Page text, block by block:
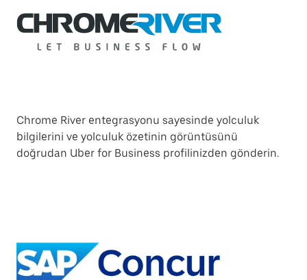
Chrome River entegrasyonu sayesinde yolculuk
bilgilerini ve yolculuk özetinin görüntüsünü
doğrudan Uber for Business profilinizden gönderin.